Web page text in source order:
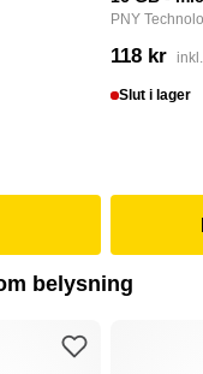
PNY
118 kr
Slut i lager
belysning